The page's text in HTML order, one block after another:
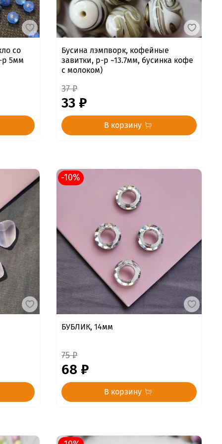
со
р 5мм
Бусина лэмпворк, кофейные
завитки, р-р ~13.7мм, бусинка кофе
с молоком)
37 ₽
33 ₽
В корзину
-10%
БУБЛИК, 14мм
75 ₽
68 ₽
В корзину